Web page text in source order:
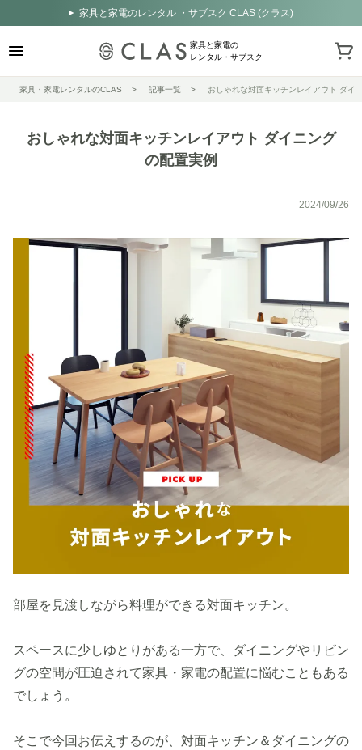
家具と家電のレンタル ・サブスク CLAS (クラス)
家具と家電の
レンタル・サブスク
家具・家電レンタルのCLAS 記事一覧 おしゃれな対面キッチンレイアウト ダイ
おしゃれな対面キッチンレイアウト ダイニング
の配置実例
2024/09/26
部屋を見渡しながら料理ができる対面キッチン。
スペースに少しゆとりがある一方で、ダイニングやリビン
グの空間が圧迫されて家具・家電の配置に悩むこともある
でしょう。
そこで今回お伝えするのが、対面キッチン＆ダイニングの